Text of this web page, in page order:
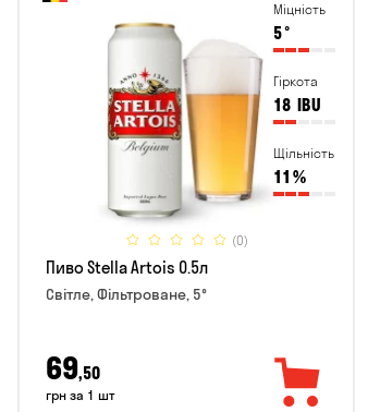
Міцність
5°
Гіркота
18 IBU
Щільність
11 %
(0)
Пиво Stella Artois 0.5л
Світле, Фільтроване, 5°
69,50
грн за 1 шт